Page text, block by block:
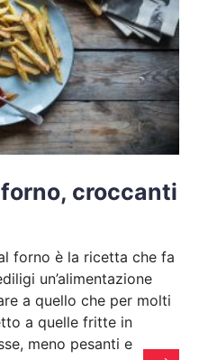
croccanti
forno è la ricetta che fa
un’alimentazione
a quello che per molti
a quelle fritte in
meno pesanti e